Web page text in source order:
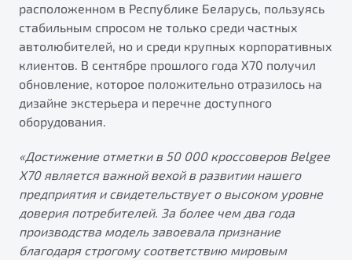
Элегантный и практичный седан
от 1 699 990 ₽*
X70
Узнайте о специальных выгодах при покупке
автомобиля Belgee
Подробно
Автомобили в наличии
Тест-драйв
Автокредит
Будьте еще более уверены на дорогах с программой
"Помощь на дорогах"
Преимущества программы
расположенном в Республике Беларусь, пользуясь
стабильным спросом не только среди частных
автолюбителей, но и среди крупных корпоративных
клиентов. В сентябре прошлого года X70 получил
обновление, которое положительно отразилось на
дизайне экстерьера и перечне доступного
оборудования.
«Достижение отметки в 50 000 кроссоверов Belgee
X70 является важной вехой в развитии нашего
предприятия и свидетельствует о высоком уровне
доверия потребителей. За более чем два года
производства модель завоевала признание
благодаря строгому соответствию мировым